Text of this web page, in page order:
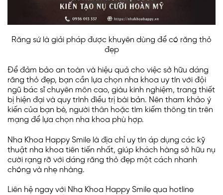
Răng sứ là giải pháp được khuyên dùng để có răng thỏ
đẹp
Để đảm bảo an toàn và hiệu quả cho việc sở hữu dáng
răng thỏ đẹp, bạn cần lựa chọn nha khoa uy tín với đội
ngũ bác sĩ chuyên môn cao, giàu kinh nghiệm, trang thiết
bị hiện đại và quy trình điều trị bài bản. Nên tham khảo ý
kiến của bạn bè, người thân hoặc tìm kiếm thông tin trên
mạng để lựa chọn nha khoa phù hợp.
Nha Khoa Happy Smile là địa chỉ uy tín áp dụng các kỹ
thuật nha khoa tiên tiến nhất, giúp khách hàng sở hữu nụ
cười rạng rỡ với dáng răng thỏ đẹp một cách nhanh
chóng và nhẹ nhàng.
Liên hệ ngay với Nha Khoa Happy Smile qua hotline